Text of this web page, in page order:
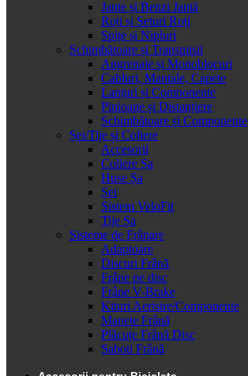
Jante și Benzi Jantă
Roți și Seturi Roți
Spițe și Nipluri
Schimbătoare și Transmisii
Angrenaje și Monoblocuri
Cabluri, Mantale, Capete
Lanțuri și Componente
Pinioane și Distanțiere
Schimbătoare și Componente
Șei/Tije și Coliere
Accesorii
Coliere Șa
Huse Șa
Șei
Sistem VeloFit
Tije Șa
Sisteme de Frânare
Adaptoare
Discuri Frână
Frâne pe disc
Frâne V-Brake
Kituri Aerisire/Componente
Manete Frână
Plăcuțe Frână Disc
Saboti Frână